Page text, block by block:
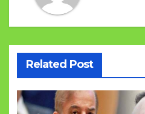
Related Post